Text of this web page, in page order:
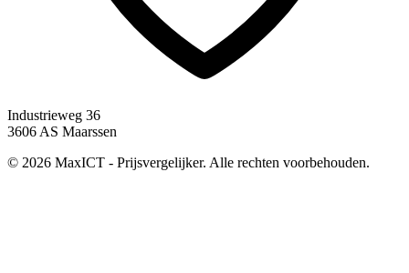
Industrieweg 36
3606 AS Maarssen
© 2026 MaxICT - Prijsvergelijker. Alle rechten voorbehouden.